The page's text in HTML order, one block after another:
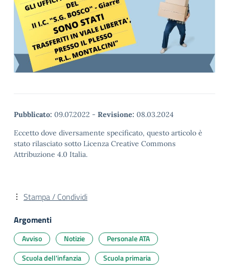
Pubblicato: 09.07.2022 - Revisione: 08.03.2024
Eccetto dove diversamente specificato, questo articolo è
stato rilasciato sotto Licenza Creative Commons
Attribuzione 4.0 Italia.
Stampa / Condividi
Argomenti
Avviso Notizie
Personale ATA
Scuola dell'infanzia
Scuola primaria